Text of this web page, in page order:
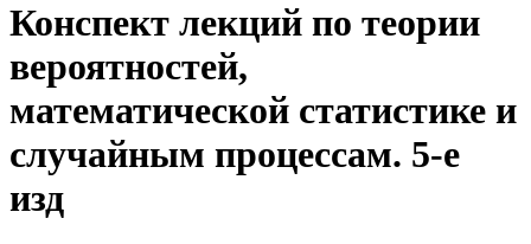
Конспект лекций по теории
вероятностей,
математической статистике и
случайным процессам. 5-е
изд